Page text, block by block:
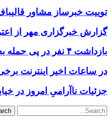
توییت خبرساز مشاور
گزارش خبرگزاری مهر از
بازداشت ۴ نفر در پی حمله به فرمانداری فسا
در ساعات اخیر اینترنت
جزئیات ناآرامیِ امروز در
Search